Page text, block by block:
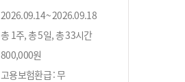
2026.09.14 ~ 2026.09.18
총 1주, 총 5일, 총 33시간
800,000원
고용보험환급 : 무